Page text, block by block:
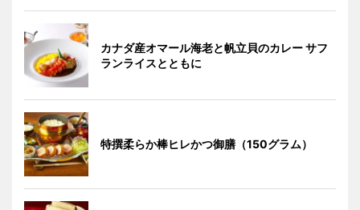
カナダ産オマール海老と帆立貝のカレー サフ
ランライスとともに
特撰柔らか棒ヒレかつ御膳（150グラム）